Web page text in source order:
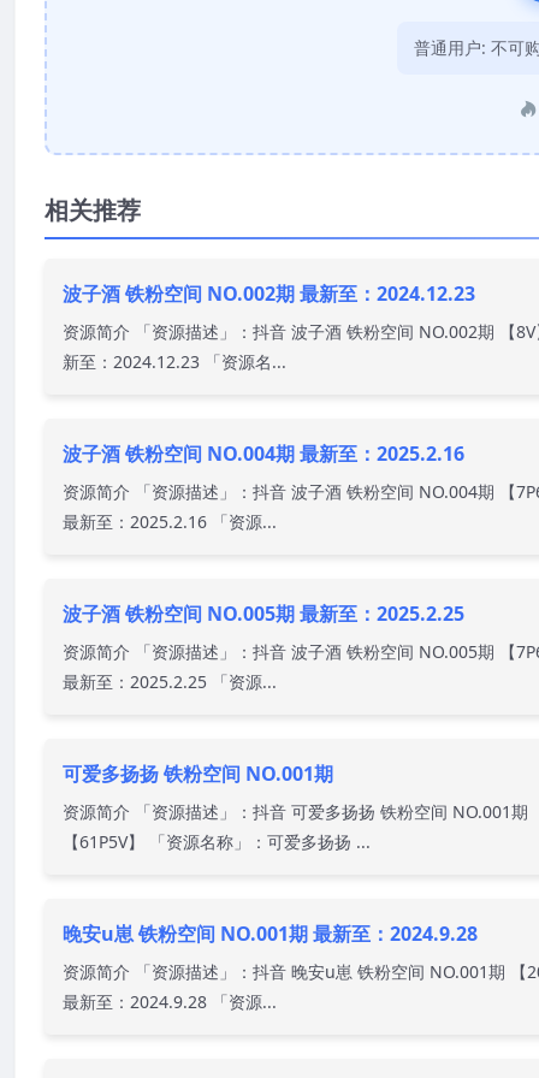
普通用户: 不可
相关推荐
波子酒 铁粉空间 NO.002期 最新至：2024.12.23
资源简介 「资源描述」：抖音 波子酒 铁粉空间 NO.002期 【
新至：2024.12.23 「资源名...
波子酒 铁粉空间 NO.004期 最新至：2025.2.16
资源简介 「资源描述」：抖音 波子酒 铁粉空间 NO.004期 【
最新至：2025.2.16 「资源...
波子酒 铁粉空间 NO.005期 最新至：2025.2.25
资源简介 「资源描述」：抖音 波子酒 铁粉空间 NO.005期 【
最新至：2025.2.25 「资源...
可爱多扬扬 铁粉空间 NO.001期
资源简介 「资源描述」：抖音 可爱多扬扬 铁粉空间 NO.001期
【61P5V】 「资源名称」：可爱多扬扬 ...
晚安u崽 铁粉空间 NO.001期 最新至：2024.9.28
资源简介 「资源描述」：抖音 晚安u崽 铁粉空间 NO.001期 【
最新至：2024.9.28 「资源...